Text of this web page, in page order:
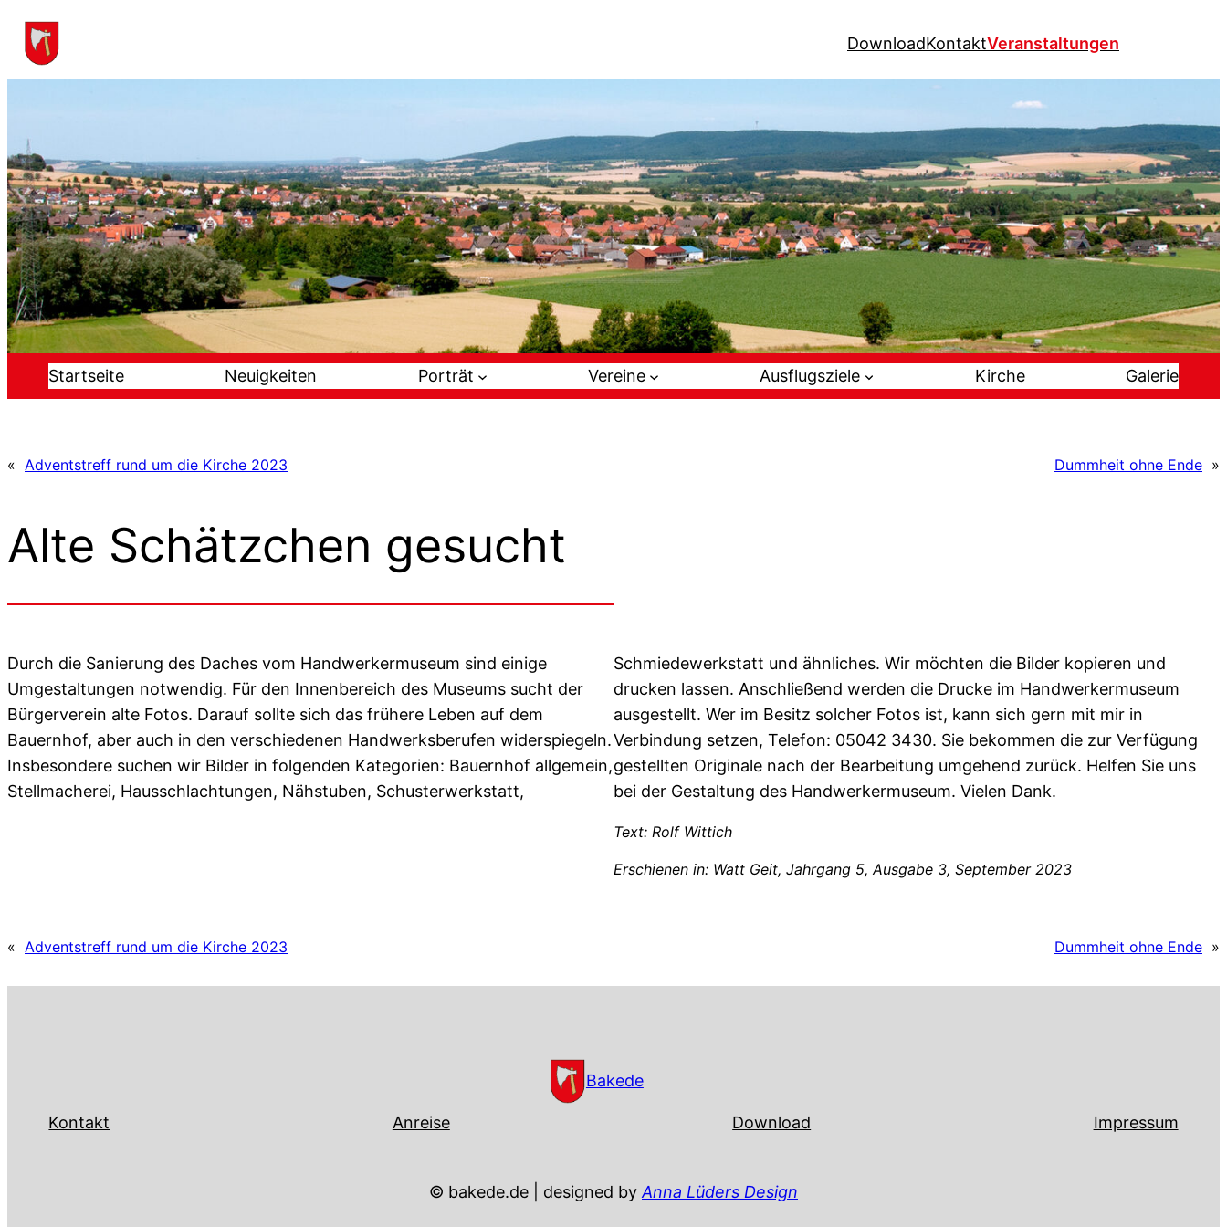
DownloadKontaktVeranstaltungen
Startseite Neuigkeiten Porträt Vereine Ausflugsziele Kirche Galerie
« Adventstreff rund um die Kirche 2023 Dummheit ohne Ende »
Alte Schätzchen gesucht
Durch die Sanierung des Daches vom Handwerkermuseum sind einige
Umgestaltungen notwendig. Für den Innenbereich des Museums sucht der
Bürgerverein alte Fotos. Darauf sollte sich das frühere Leben auf dem
Bauernhof, aber auch in den verschiedenen Handwerksberufen widerspiegeln.
Insbesondere suchen wir Bilder in folgenden Kategorien: Bauernhof allgemein,
Stellmacherei, Hausschlachtungen, Nähstuben, Schusterwerkstatt,
Schmiedewerkstatt und ähnliches. Wir möchten die Bilder kopieren und
drucken lassen. Anschließend werden die Drucke im Handwerkermuseum
ausgestellt. Wer im Besitz solcher Fotos ist, kann sich gern mit mir in
Verbindung setzen, Telefon: 05042 3430. Sie bekommen die zur Verfügung
gestellten Originale nach der Bearbeitung umgehend zurück. Helfen Sie uns
bei der Gestaltung des Handwerkermuseum. Vielen Dank.
Text: Rolf Wittich
Erschienen in: Watt Geit, Jahrgang 5, Ausgabe 3, September 2023
« Adventstreff rund um die Kirche 2023 Dummheit ohne Ende »
Bakede
Kontakt Anreise Download Impressum
© bakede.de | designed byAnna Lüders Design